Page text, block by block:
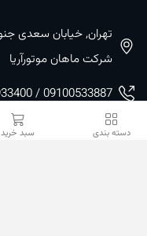
دسته بندی سبد خرید
شرکت ماهان موتورآریا
09100533887 / 02133933400
02133941528